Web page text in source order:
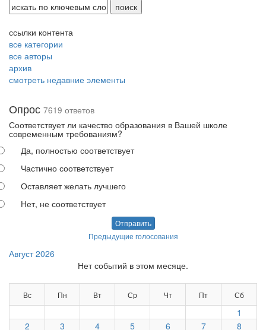
ссылки контента
все категории
все авторы
архив
смотреть недавние элементы
Опрос 7619 ответов
Соответствует ли качество образования в Вашей школе
современным требованиям?
Да, полностью соответствует
Частично соответствует
Оставляет желать лучшего
Нет, не соответствует
Отправить
Предыдущие голосования
Август 2026
Нет событий в этом месяце.
Вс Пн Вт Ср Чт Пт Сб
1
2
3 4 5 6 7 8